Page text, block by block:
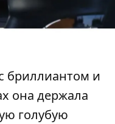
бриллиантом и
она держала
голубую